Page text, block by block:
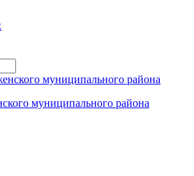
муниципального района